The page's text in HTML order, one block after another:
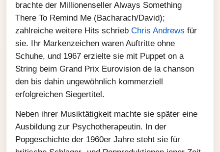
brachte der Millionenseller Always Something
There To Remind Me (Bacharach/David);
zahlreiche weitere Hits schrieb Chris Andrews für
sie. Ihr Markenzeichen waren Auftritte ohne
Schuhe, und 1967 erzielte sie mit Puppet on a
String beim Grand Prix Eurovision de la chanson
den bis dahin ungewöhnlich kommerziell
erfolgreichen Siegertitel.
Neben ihrer Musiktätigkeit machte sie später eine
Ausbildung zur Psychotherapeutin. In der
Popgeschichte der 1960er Jahre steht sie für